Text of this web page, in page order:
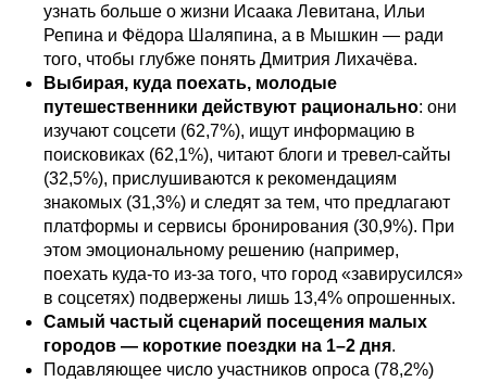
узнать больше о жизни Исаака Левитана, Ильи
Репина и Фёдора Шаляпина, а в Мышкин — ради
того, чтобы глубже понять Дмитрия Лихачёва.
Выбирая, куда поехать, молодые
путешественники действуют рационально: они
изучают соцсети (62,7%), ищут информацию в
поисковиках (62,1%), читают блоги и тревел-сайты
(32,5%), прислушиваются к рекомендациям
знакомых (31,3%) и следят за тем, что предлагают
платформы и сервисы бронирования (30,9%). При
этом эмоциональному решению (например,
поехать куда-то из-за того, что город «завирусился»
в соцсетях) подвержены лишь 13,4% опрошенных.
Самый частый сценарий посещения малых
городов — короткие поездки на 1–2 дня.
Подавляющее число участников опроса (78,2%)